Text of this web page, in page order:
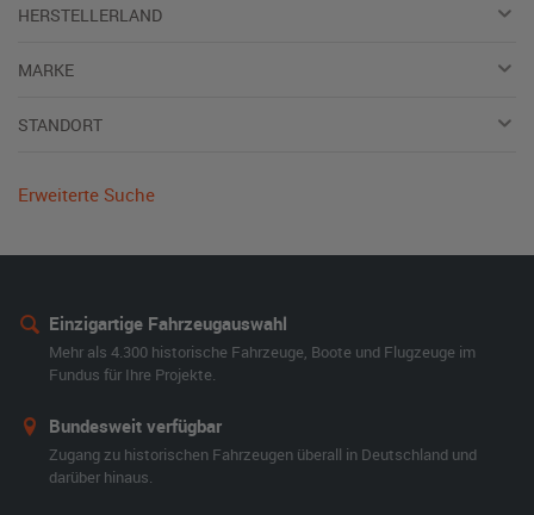
HERSTELLERLAND
MARKE
STANDORT
Erweiterte Suche
Einzigartige Fahrzeugauswahl
Mehr als 4.300 historische Fahrzeuge, Boote und Flugzeuge im
Fundus für Ihre Projekte.
Bundesweit verfügbar
Zugang zu historischen Fahrzeugen überall in Deutschland und
darüber hinaus.